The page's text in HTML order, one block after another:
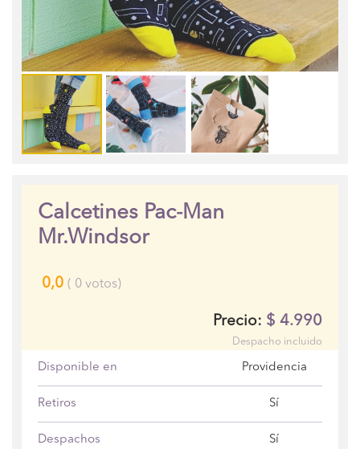
Calcetines Pac-Man
Mr.Windsor
0,0 ( 0 votos)
Precio: $ 4.990
Despacho incluido
Disponible en Providencia
Retiros Sí
Despachos Sí